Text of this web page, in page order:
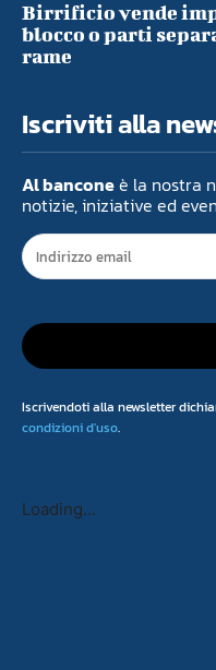
Birrificio vende
blocco o parti
rame
Iscriviti alla
Al banconeè la nostra
notizie, iniziative ed
Iscrivendoti alla newsletter
condizioni d'uso.
Loading...